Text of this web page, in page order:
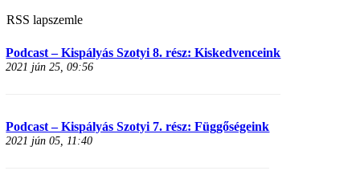
RSS lapszemle
Podcast – Kispályás Szotyi 8. rész: Kiskedvenceink
2021 jún 25, 09:56
Podcast – Kispályás Szotyi 7. rész: Függőségeink
2021 jún 05, 11:40